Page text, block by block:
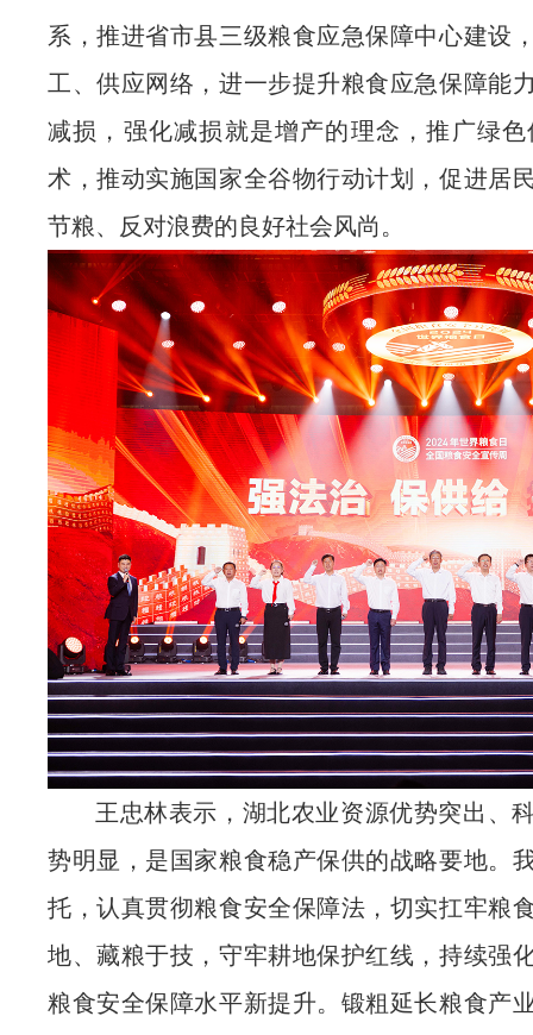
系，推进省市县三级粮食应急保障中心建设
工、供应网络，进一步提升粮食应急保障能
减损，强化减损就是增产的理念，推广绿
术，推动实施国家全谷物行动计划，促进居
节粮、反对浪费的良好社会风尚。
王忠林表示，湖北农业资源优势突出、
势明显，是国家粮食稳产保供的战略要地。
托，认真贯彻粮食安全保障法，切实扛牢粮
地、藏粮于技，守牢耕地保护红线，持续强
粮食安全保障水平新提升。锻粗延长粮食产